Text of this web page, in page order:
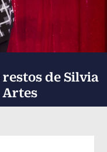
de Silvia
Artes
EmailFacebook
mediante Twitter
actual mediante